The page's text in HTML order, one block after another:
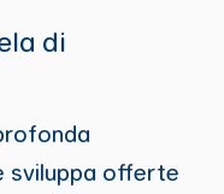
di
sviluppa offerte